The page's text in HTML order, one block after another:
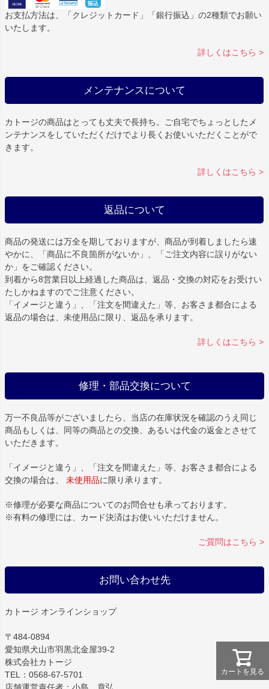
カートを見る
お支払方法は、「クレジットカード」「銀行振込」の2種類でお願い
いたします。
詳しくはこちら >
メンテナンスについて
カトージの商品はとっても丈夫で長持ち。ご自宅でちょっとしたメ
ンテナンスをしていただくだけでより長くお使いいただくことがで
きます。
詳しくはこちら >
返品について
商品の発送には万全を期しておりますが、商品が到着しましたら速
やかに、「商品に不良箇所がないか」、「ご注文内容に誤りがない
か」をご確認ください。
到着から8営業日以上経過した商品は、返品・交換の対応をお受けい
たしかねますのでご注意ください。
「イメージと違う」、「注文を間違えた」等、お客さま都合による
返品の場合は、未使用品に限り、返品を承ります。
詳しくはこちら >
修理・部品交換について
万一不良品等がございましたら、当店の在庫状況を確認のうえ同じ
商品もしくは、同等の商品との交換、あるいは代金の返金とさせて
いただきます。
「イメージと違う」、「注文を間違えた」等、お客さま都合による
交換の場合は、 未使用品に限り承ります。
※修理が必要な商品についてのお問合せも承っております。
※有料の修理には、カード決済はお使いいただけません。
ご質問はこちら >
お問い合わせ先
カトージ オンラインショップ
〒484-0894
愛知県犬山市羽黒北金屋39-2
株式会社カトージ
TEL：0568-67-5701